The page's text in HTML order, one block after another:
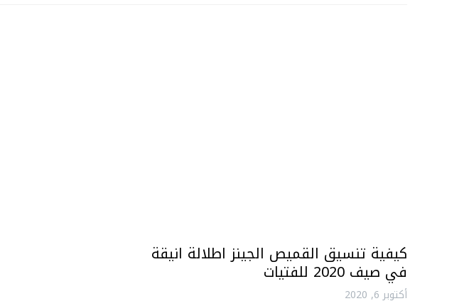
كيفية تنسيق القميص الجينز اطلالة انيقة
في صيف 2020 للفتيات
أكتوبر 6, 2020